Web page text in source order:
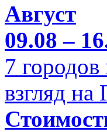
Август
09.08 –
7
взгляд